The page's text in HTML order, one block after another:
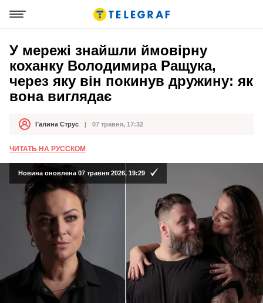
У мережі знайшли ймовірну
коханку Володимира Ращука,
через яку він покинув дружину: як
вона виглядає
АвторГалина Струс
Дата публікації 07 травня, 17:32
ЧИТАТЬ НА РУССКОМ
Новина оновлена 07 травня 2026, 19:29